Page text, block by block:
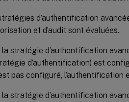
d’authentification
et d’audit sont évaluées.
la stratégie d’authentification
d’authentification) est
pas configuré, l’authentification
la stratégie d’authentification